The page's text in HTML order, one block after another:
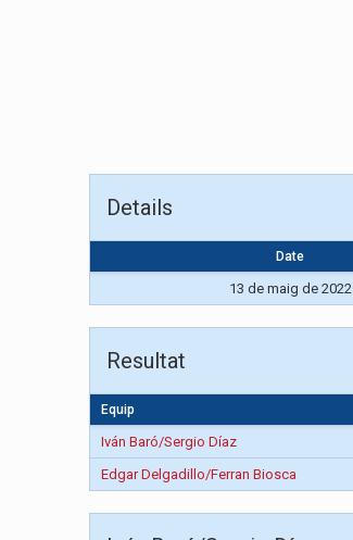
Details
Date
13 de maig de 2022
Resultat
Equip
Iván Baró/Sergio Díaz
Edgar Delgadillo/Ferran Biosca